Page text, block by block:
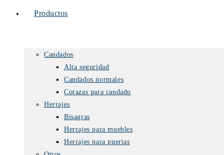
Productos
Candados
Alta seguridad
Candados normales
Corazas para candado
Herrajes
Bisagras
Herrajes para muebles
Herrajes para puertas